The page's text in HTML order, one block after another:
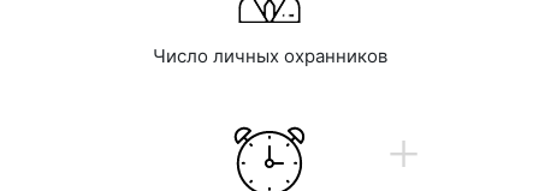
Число личных охранников
+